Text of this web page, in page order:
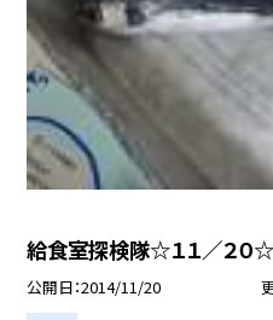
給食室探検隊☆１１／２０
公開日 2014/11/20